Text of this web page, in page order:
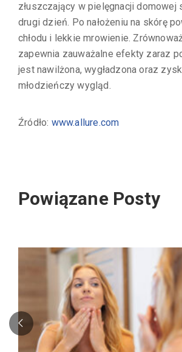
złuszczający w pielęgnacji domowej
drugi dzień. Po nałożeniu na skórę
chłodu i lekkie mrowienie.
zapewnia zauważalne efekty zaraz
jest nawilżona, wygładzona oraz
młodzieńczy wygląd.
Źródło: www.allure.com
Powiązane Posty